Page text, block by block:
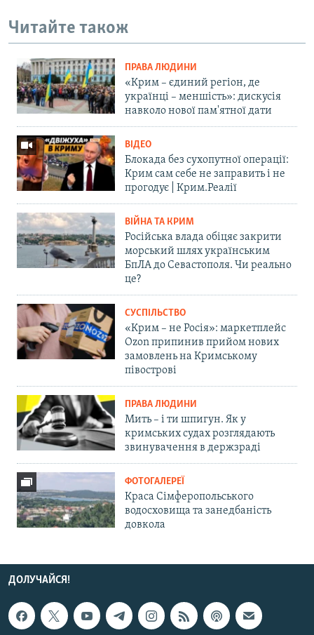
Читайте також
ПРАВА ЛЮДИНИ
«Крим – єдиний регіон, де
українці – меншість»: дискусія
навколо нової пам'ятної дати
ВІДЕО
Блокада без сухопутної операції:
Крим сам себе не заправить і не
прогодує | Крим.Реалії
ВІЙНА ТА КРИМ
Російська влада обіцяє закрити
морський шлях українським
БпЛА до Севастополя. Чи реально
це?
СУСПІЛЬСТВО
«Крим – не Росія»: маркетплейс
Ozon припинив прийом нових
замовлень на Кримському
півострові
ПРАВА ЛЮДИНИ
Мить – і ти шпигун. Як у
кримських судах розглядають
звинувачення в держзраді
ФОТОГАЛЕРЕЇ
Краса Сімферопольського
водосховища та занедбаність
довкола
ДОЛУЧАЙСЯ!